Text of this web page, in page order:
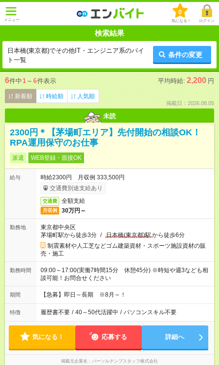
メニュー
0
気になる！ ログイン
検索結果
日本橋(東京都)でその他IT・エンジニア系のバイ
ト一覧
条件の変更
6件中1 ～ 6件表示 平均時給: 2,200 円
新着順 時給順 人気順
掲載日：2026.08.05
未読
2300円＊【茅場町エリア】先付開始の相談OK！
RPA運用保守のお仕事
派遣 WEB登録・面接OK
給与
時給2300円 月収例 333,500円
交通費別途支給あり
交通費 全額支給
月収例 30万円～
勤務地
東京都中央区
茅場町駅から徒歩3分 / 日本橋(東京都)駅から徒歩6分
制震素材や人工芝などゴム建築資材・スポーツ施設資材の販
売・施工
勤務時間
09:00～17:00(実働7時間15分 休憩45分) ※時短や週3なども相
談可能！お問合せください
期間 【急募】即日～長期 ※8月～！
特徴 履歴書不要 / 40～50代活躍中 / パソコンスキル不要
気になる！ 応募する 詳細へ
掲載元企業名 パーソルテンプスタッフ株式会社